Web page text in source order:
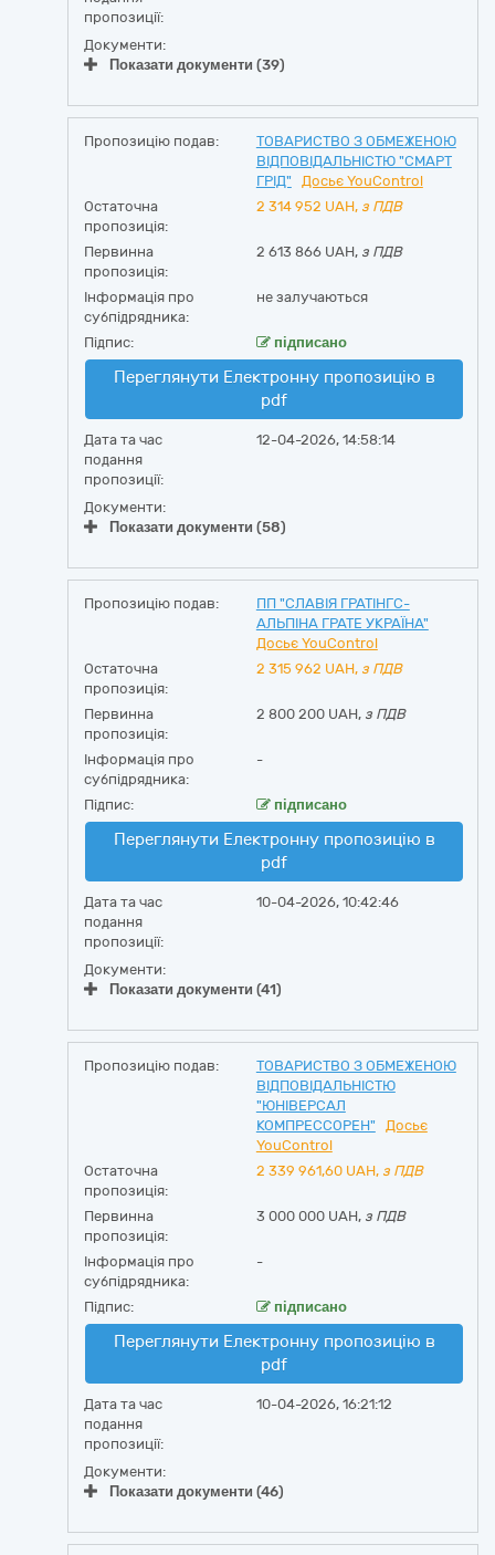
пропозиції:
Документи:
Показати документи (39)
Пропозицію подав:
ТОВАРИСТВО З ОБМЕЖЕНОЮ
ВІДПОВІДАЛЬНІСТЮ "СМАРТ
ГРІД"
Досьє YouControl
Остаточна
пропозиція:
2 314 952 UAH, з ПДВ
Первинна
пропозиція:
2 613 866 UAH, з ПДВ
Інформація про
субпідрядника:
не залучаються
Підпис: підписано
Переглянути Електронну пропозицію в
pdf
Дата та час
подання
пропозиції:
12-04-2026, 14:58:14
Документи:
Показати документи (58)
Пропозицію подав:
ПП "СЛАВІЯ ГРАТІНГС-
АЛЬПІНА ГРАТЕ УКРАЇНА"
Досьє YouControl
Остаточна
пропозиція:
2 315 962 UAH, з ПДВ
Первинна
пропозиція:
2 800 200 UAH, з ПДВ
Інформація про
субпідрядника:
-
Підпис: підписано
Переглянути Електронну пропозицію в
pdf
Дата та час
подання
пропозиції:
10-04-2026, 10:42:46
Документи:
Показати документи (41)
Пропозицію подав:
ТОВАРИСТВО З ОБМЕЖЕНОЮ
ВІДПОВІДАЛЬНІСТЮ
"ЮНІВЕРСАЛ
КОМПРЕССОРЕН"
Досьє
YouControl
Остаточна
пропозиція:
2 339 961,60 UAH, з ПДВ
Первинна
пропозиція:
3 000 000 UAH, з ПДВ
Інформація про
субпідрядника:
-
Підпис: підписано
Переглянути Електронну пропозицію в
pdf
Дата та час
подання
пропозиції:
10-04-2026, 16:21:12
Документи:
Показати документи (46)